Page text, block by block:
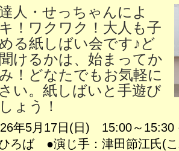
人・せっちゃんによ
！ワクワク！大人も子
る紙しばい会です♪ど
けるかは、始まってか
！どなたでもお気軽に
い。紙しばいと手遊び
ょう！
年5月17日(日) 15:00～15:30
ろば ●演じ手：津田節江氏(こ